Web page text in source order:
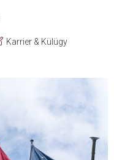
Karrier & Külügy